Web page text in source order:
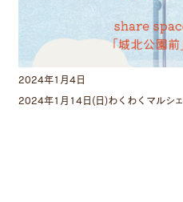
2024年1月4日
2024年1月14日(日)わくわくマルシェ